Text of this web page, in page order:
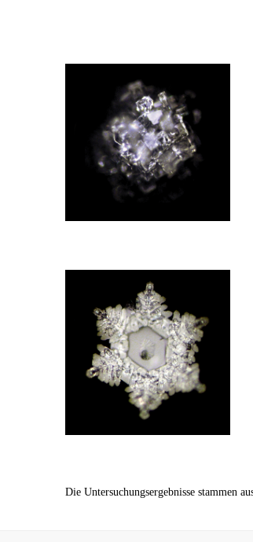
Die Untersuchungsergebnisse stammen